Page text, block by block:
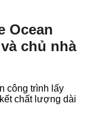
Ocean
chủ nhà
công trình lấy
chất lượng dài